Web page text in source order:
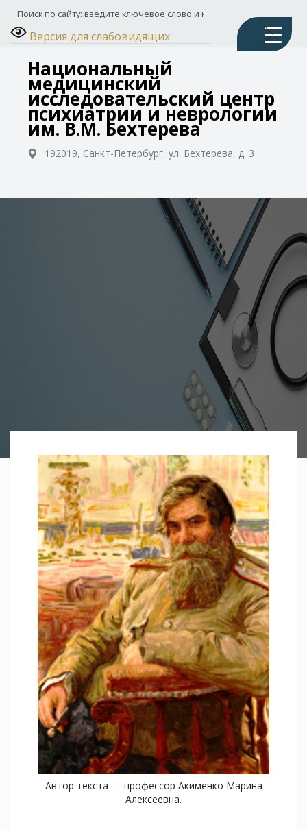
Версия для слабовидящих
Национальный
медицинский
исследовательский центр
психиатрии и неврологии
им. В.М. Бехтерева
192019, Санкт-Петербург, ул. Бехтерева, д. 3
Автор текста — профессор Акименко Марина
Алексеевна.